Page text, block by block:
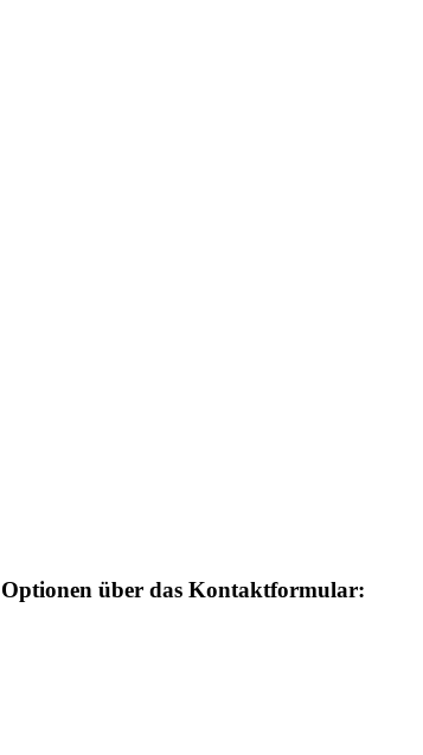
Optionen über das Kontaktformular: